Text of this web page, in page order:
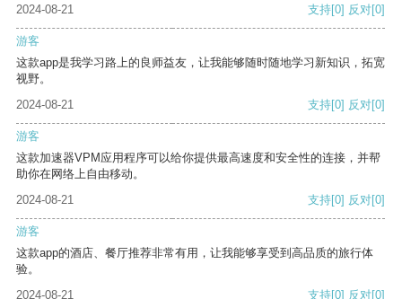
2024-08-21
支持[0] 反对[0]
游客
这款app是我学习路上的良师益友，让我能够随时随地学习新知识，拓宽
视野。
2024-08-21
支持[0] 反对[0]
游客
这款加速器VPM应用程序可以给你提供最高速度和安全性的连接，并帮
助你在网络上自由移动。
2024-08-21
支持[0] 反对[0]
游客
这款app的酒店、餐厅推荐非常有用，让我能够享受到高品质的旅行体
验。
2024-08-21
支持[0] 反对[0]